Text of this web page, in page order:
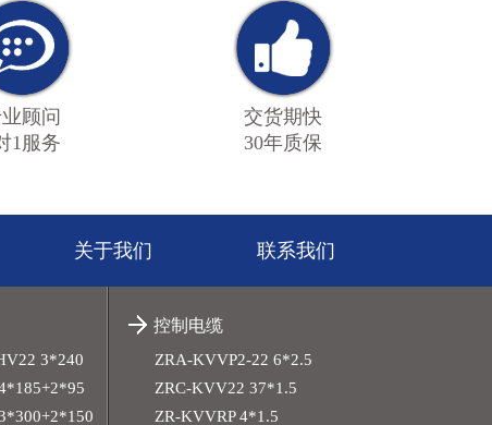
顾问
1服务
交货期快
30年质保
关于我们 联系我们
3*240
控制电缆
ZRA-KVVP2-22 6*2.5
ZRC-KVV22 37*1.5
ZR-KVVRP 4*1.5